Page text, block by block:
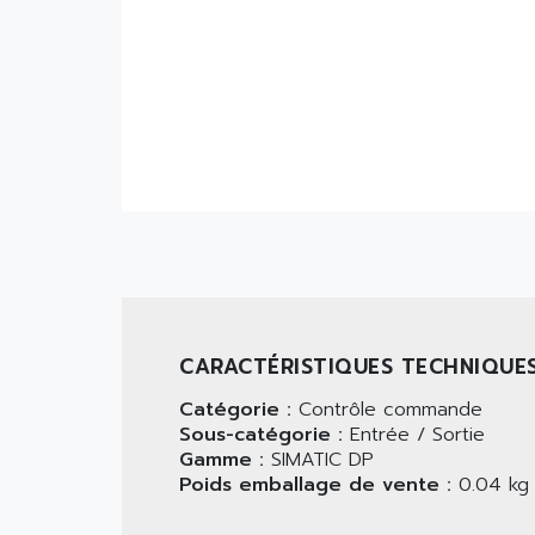
CARACTÉRISTIQUES
Catégorie : Contrôle commande
Sous-catégorie : Entrée / Sortie
Gamme : SIMATIC DP
Poids emballage de vente : 0.04 kg